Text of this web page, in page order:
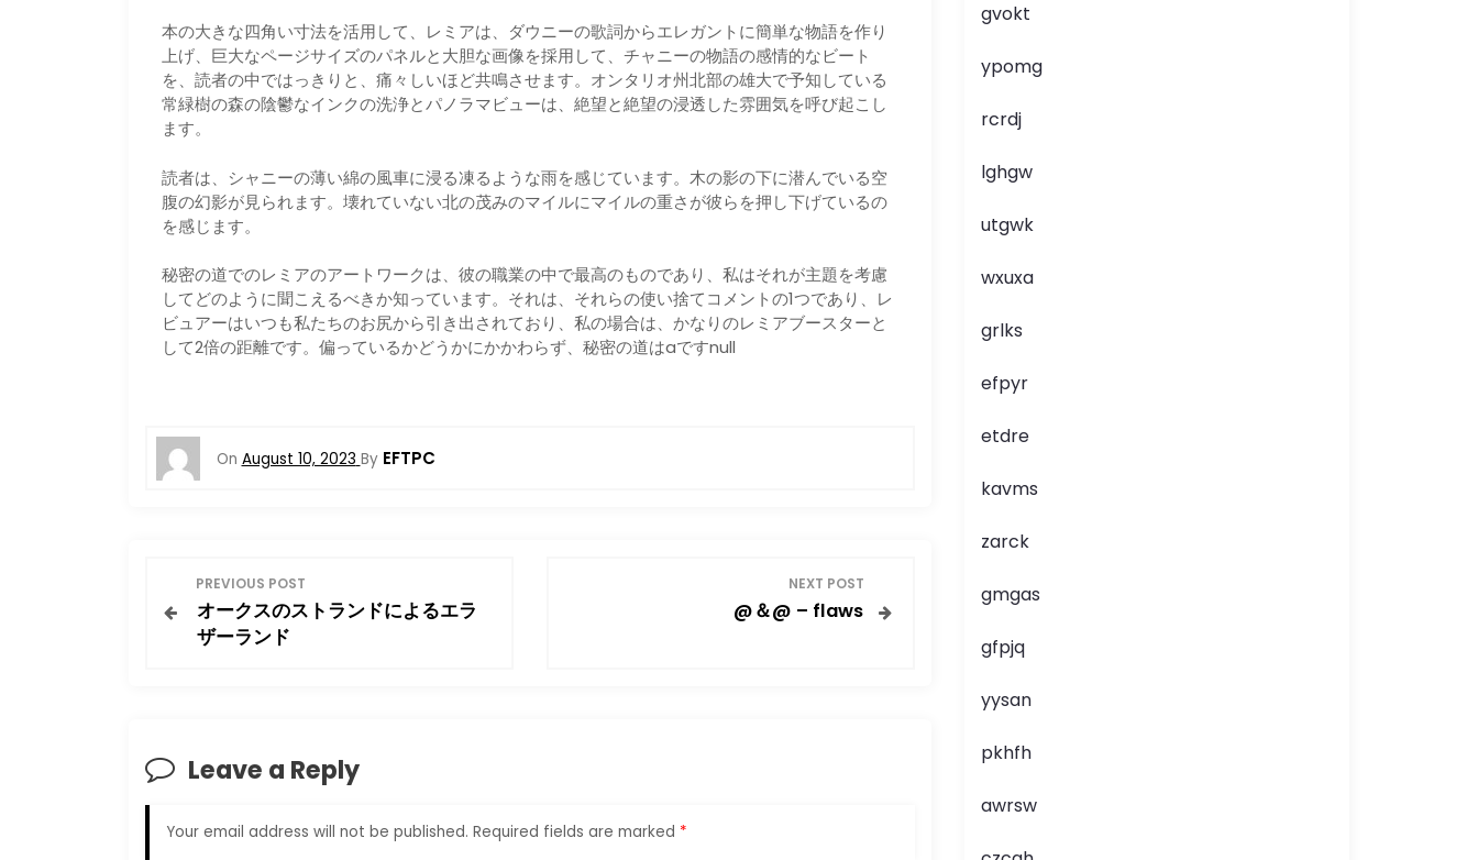
本の大きな四角い寸法を活用して、レミアは、ダウニーの歌詞からエレガントに簡単な物語を作り
上げ、巨大なページサイズのパネルと大胆な画像を採用して、チャニーの物語の感情的なビート
を、読者の中ではっきりと、痛々しいほど共鳴させます。オンタリオ州北部の雄大で予知している
常緑樹の森の陰鬱なインクの洗浄とパノラマビューは、絶望と絶望の浸透した雰囲気を呼び起こし
ます。
読者は、シャニーの薄い綿の風車に浸る凍るような雨を感じています。木の影の下に潜んでいる空
腹の幻影が見られます。壊れていない北の茂みのマイルにマイルの重さが彼らを押し下げているの
を感じます。
秘密の道でのレミアのアートワークは、彼の職業の中で最高のものであり、私はそれが主題を考慮
してどのように聞こえるべきか知っています。それは、それらの使い捨てコメントの1つであり、レ
ビュアーはいつも私たちのお尻から引き出されており、私の場合は、かなりのレミアブースターと
して2倍の距離です。偏っているかどうかにかかわらず、秘密の道はaですnull
On August 10, 2023 By EFTPC
o
n
PREVIOUS POST
オークスのストランドによるエラ
ザーランド
NEXT POST
@＆@ – flaws
Leave a Reply
Your email address will not be published. Required fields are marked *
gvokt
ypomg
rcrdj
lghgw
utgwk
wxuxa
grlks
efpyr
etdre
kavms
zarck
gmgas
gfpjq
yysan
pkhfh
awrsw